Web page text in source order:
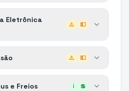
Eletrônica
⚠️ 💵
⚠️ 💵
e Freios ℹ️ 💲